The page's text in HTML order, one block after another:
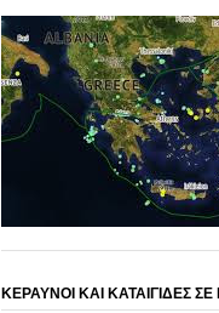
ΚΕΡΑΥΝΟΙ ΚΑΙ ΚΑΤΑΙΓΙΔΕΣ